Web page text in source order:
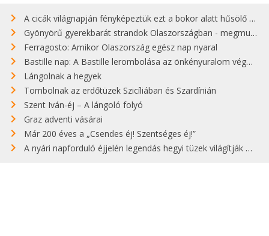
A cicák világnapján fényképeztük ezt a bokor alatt hűsölő cicát Kisorosziban
Gyönyörű gyerekbarát strandok Olaszországban - megmutatjuk a 15 legjobbat
Ferragosto: Amikor Olaszország egész nap nyaral
Bastille nap: A Bastille lerombolása az önkényuralom végét jelentette
Lángolnak a hegyek
Tombolnak az erdőtüzek Szicíliában és Szardínián
Szent Iván-éj – A lángoló folyó
Graz adventi vásárai
Már 200 éves a „Csendes éj! Szentséges éj!”
A nyári napforduló éjjelén legendás hegyi tüzek világítják meg Zugspitzét